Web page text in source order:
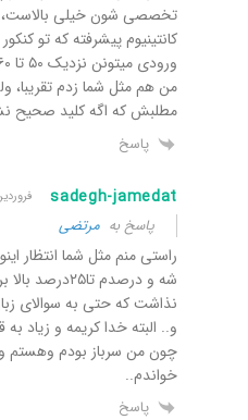
تخصصی شون خیلی بالاست،
کانتینیوم پیشرفته که تو
من هم مثل شما زدم تقریبا،
مطلبش که اگه کلید صحیح
پاسخ
sadegh-jamedat فروردین ۲۶, ۱۳۹۳
پاسخ به مرتضی
راستی منم مثل شما انتظار
شه و درصدم
و.. البته خدا کریمه و زیاد
خواندم..
پاسخ